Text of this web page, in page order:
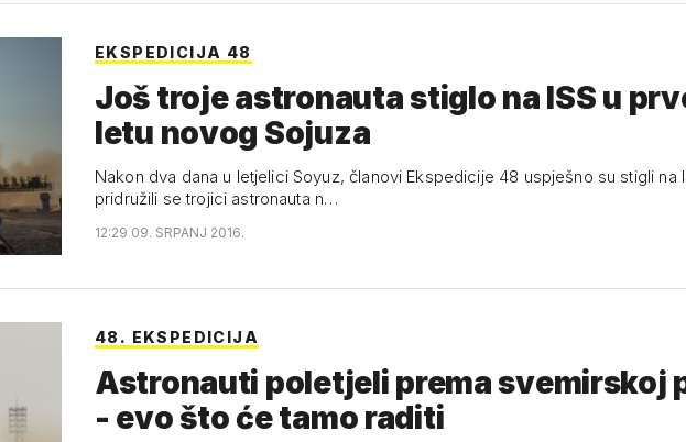
EKSPEDICIJA 48
Još troje astronauta stiglo na ISS u
letu novog Sojuza
Nakon dva dana u letjelici Soyuz, članovi Ekspedicije 48 uspješno su stigli na
pridružili se trojici astronauta n…
12:29 09. SRPANJ 2016.
48. EKSPEDICIJA
Astronauti poletjeli prema svemirskoj
- evo što će tamo raditi